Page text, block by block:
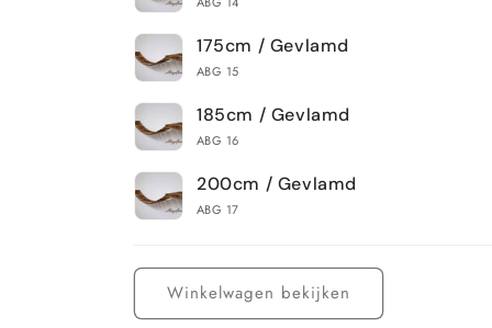
175cm / Gevlamd
ABG 15
185cm / Gevlamd
ABG 16
200cm / Gevlamd
ABG 17
met
laden...
Winkelwagen bekijken